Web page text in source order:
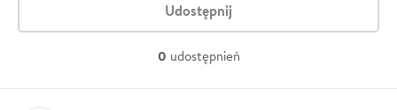
Udostępnij
0 udostępnień